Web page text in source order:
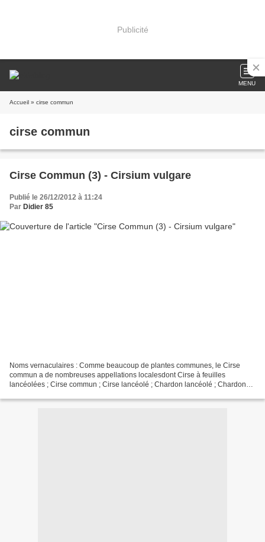
Publicité
MENU
Accueil » cirse commun
cirse commun
Cirse Commun (3) - Cirsium vulgare
Publié le 26/12/2012 à 11:24
Par Didier 85
Noms vernaculaires : Comme beaucoup de plantes communes, le Cirse
commun a de nombreuses appellations localesdont Cirse à feuilles
lancéolées ; Cirse commun ; Cirse lancéolé ; Chardon lancéolé ; Chardon